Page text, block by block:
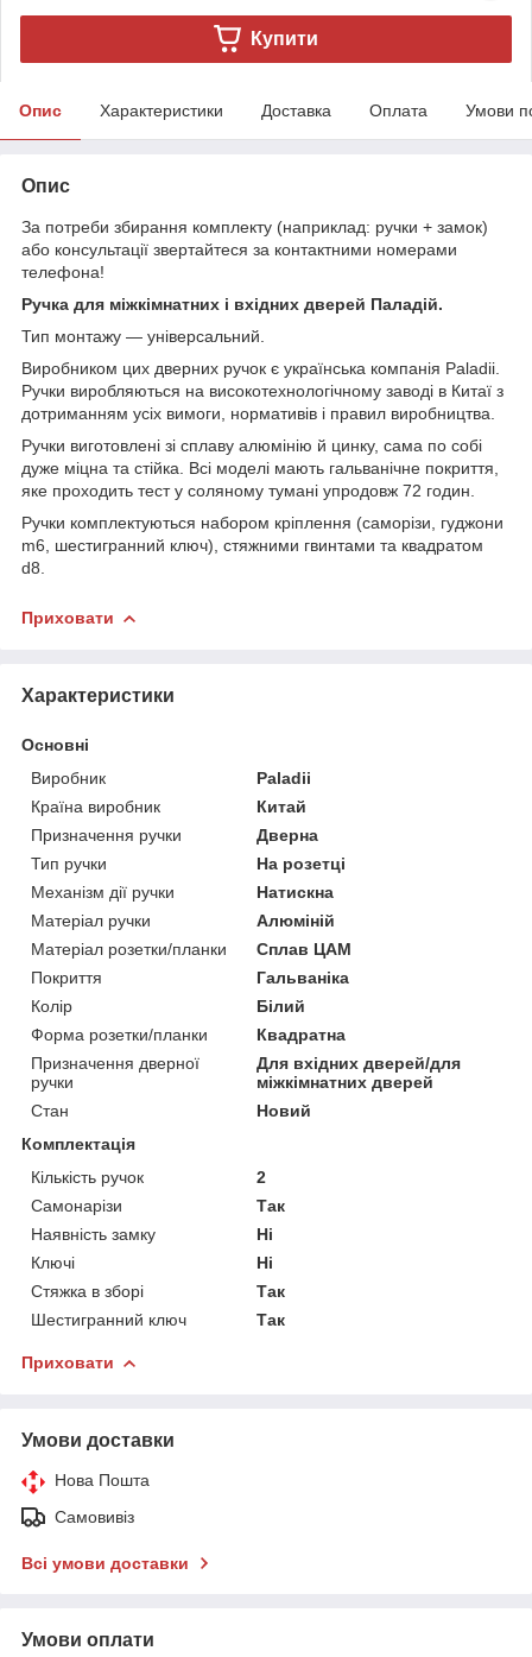
Купити
Опис Характеристики Доставка Оплата Умови
Опис
За потреби збирання комплекту (наприклад: ручки + замок)
або консультації звертайтеся за контактними номерами
телефона!
Ручка для міжкімнатних і вхідних дверей Паладій.
Тип монтажу — універсальний.
Виробником цих дверних ручок є українська компанія Paladii.
Ручки виробляються на високотехнологічному заводі в Китаї з
дотриманням усіх вимоги, нормативів і правил виробництва.
Ручки виготовлені зі сплаву алюмінію й цинку, сама по собі
дуже міцна та стійка. Всі моделі мають гальванічне покриття,
яке проходить тест у соляному тумані упродовж 72 годин.
Ручки комплектуються набором кріплення (саморізи, гуджони
m6, шестигранний ключ), стяжними гвинтами та квадратом
d8.
Приховати
Характеристики
Основні
Виробник
Paladii
Країна виробник
Китай
Призначення ручки
Дверна
Тип ручки
На розетці
Механізм дії ручки
Натискна
Матеріал ручки
Алюміній
Матеріал розетки/планки
Сплав ЦАМ
Покриття
Гальваніка
Колір
Білий
Форма розетки/планки
Квадратна
Призначення дверної
ручки
Для вхідних дверей/для
міжкімнатних дверей
Стан
Новий
Комплектація
Кількість ручок
2
Самонарізи
Так
Наявність замку
Ні
Ключі
Ні
Стяжка в зборі
Так
Шестигранний ключ
Так
Приховати
Умови доставки
Нова Пошта
Самовивіз
Всі умови доставки
Умови оплати